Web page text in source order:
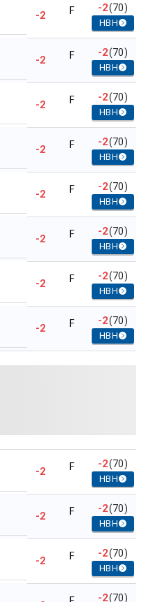
-2 F -2(70)
HBH
-2 F -2(70)
HBH
-2 F -2(70)
HBH
-2 F -2(70)
HBH
-2 F -2(70)
HBH
-2 F -2(70)
HBH
-2 F -2(70)
HBH
-2 F -2(70)
HBH
-2 F -2(70)
HBH
-2 F -2(70)
HBH
-2 F -2(70)
HBH
-2(70)